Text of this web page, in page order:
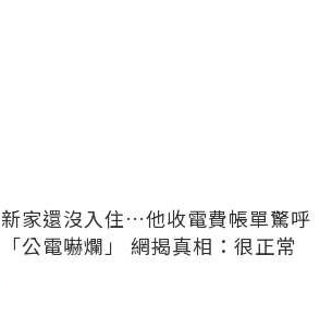
新家還沒入住…他收電費帳單驚呼
「公電嚇爛」 網揭真相：很正常